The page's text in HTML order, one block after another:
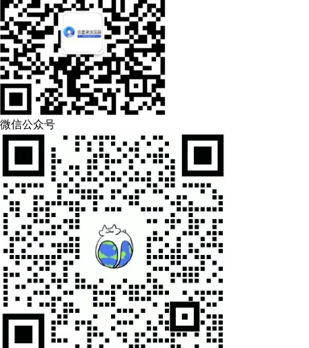
微信公众号